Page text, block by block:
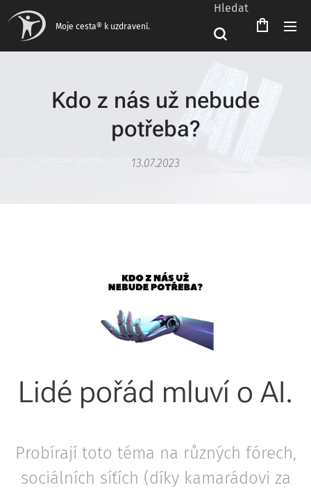
Moje cesta® k uzdravení.
Hledat
Kdo z nás už nebude
potřeba?
13.07.2023
Čeština‎
Lidé pořád mluví o AI.
Probírají toto téma na různých fórech,
sociálních síťích (díky kamarádovi za